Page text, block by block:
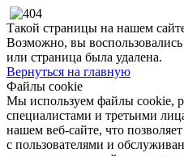
Такой страницы на нашем
Возможно, вы
или страница была удалена.
Вернуться на главную
Файлы cookie
Мы используем файлы cookie,
специалистами и третьими
нашем веб-сайте, что
с пользователями и